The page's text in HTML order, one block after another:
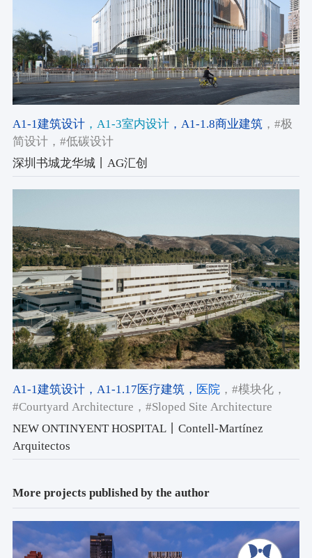
A1-1建筑设计，A1-3室内设计，A1-1.8商业建筑，#极
简设计，#低碳设计
深圳书城龙华城丨AG汇创
A1-1建筑设计，A1-1.17医疗建筑，医院，#模块化，
#Courtyard Architecture ，#Sloped Site Architecture
NEW ONTINYENT HOSPITAL丨Contell-Martínez
Arquitectos
More projects published by the author